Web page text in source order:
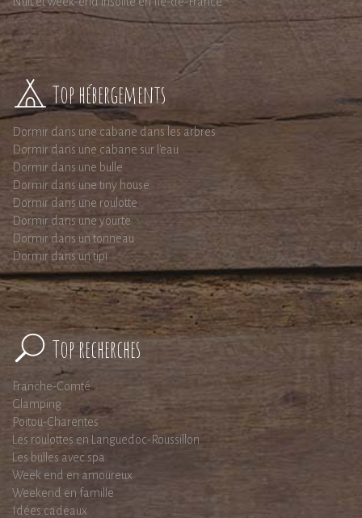
Top hébergements
Dormir dans une cabane dans les arbres
Dormir dans une cabane sur l'eau
Dormir dans une bulle
Dormir dans une tiny house
Dormir dans une roulotte
Dormir dans une yourte
Dormir dans un tonneau
Dormir dans un tipi
Top recherches
Franche-Comté
Glamping
Poitou-Charentes
Les roulottes en Languedoc-Roussillon
Les bulles avec spa
Week end en amoureux
Weekend en famille
Idées cadeaux